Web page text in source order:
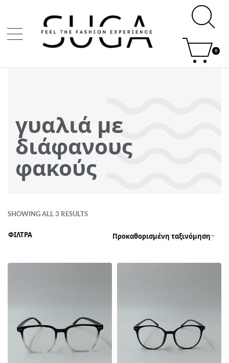
0
γυαλιά με
διάφανους
φακούς
SHOWING ALL 3 RESULTS
Προκαθορισμένη ταξινόμηση
ΦΙΛΤΡΑ